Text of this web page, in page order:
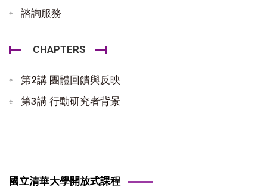
諮詢服務
CHAPTERS
第2講 團體回饋與反映
第3講 行動研究者背景
國立清華大學開放式課程